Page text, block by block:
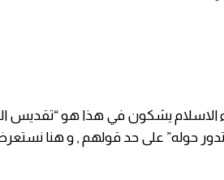
الاسلام يشكون في هذا هو “تقديس
تدور حوله” على حد قولهم , و هنا